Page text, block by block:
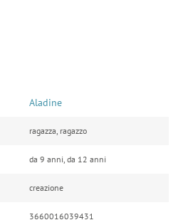
Aladine
ragazza, ragazzo
da 9 anni, da 12 anni
creazione
3660016039431